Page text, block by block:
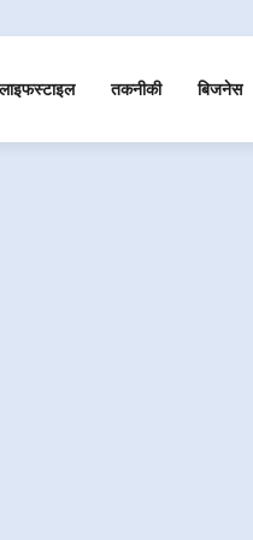
लाइफस्टाइल तकनीकी बिजनेस